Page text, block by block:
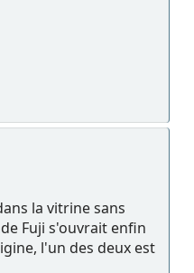
la vitrine sans
Fuji s'ouvrait enfin
l'un des deux est